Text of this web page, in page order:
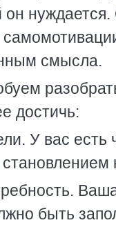
смысла.
достичь:
У вас есть
быть